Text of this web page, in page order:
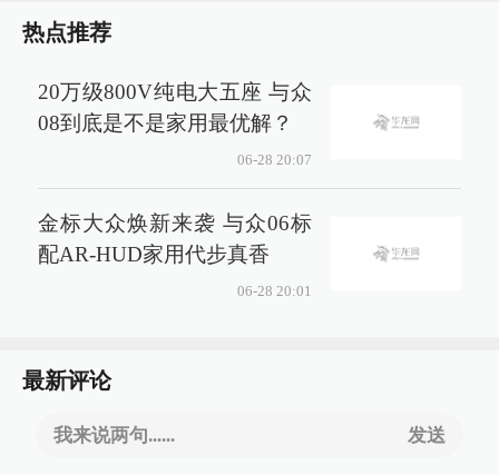
热点推荐
20万级800V纯电大五座 与众
08到底是不是家用最优解？
06-28 20:07
金标大众焕新来袭 与众06标
配AR-HUD家用代步真香
06-28 20:01
最新评论
我来说两句...... 发送